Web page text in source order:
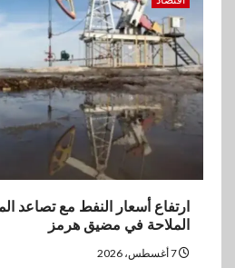
5
اخبار
غرفة القاهرة
لدعم الصادرات
مستهدفات رؤية
ارتفاع أسعار النفط مع تصاعد
الملاحة في مضيق هرمز